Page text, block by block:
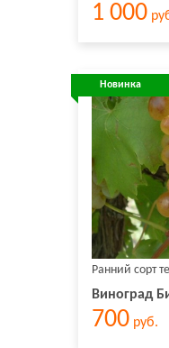
1 000
Новинка
Ранний сорт
Виноград
700руб.